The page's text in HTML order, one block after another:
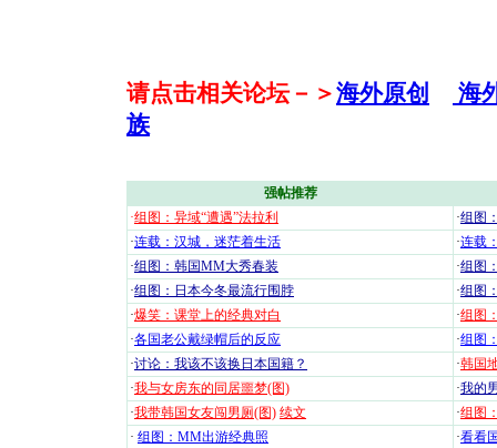
请点击相关论坛－＞海外原创
海
族
强帖推荐
·组图：异域“遭遇”法拉利 ·组图
·连载：汉城，迷茫着生活 ·连载
·组图：韩国MM大秀春装 ·组图
·组图：日本今冬最流行围脖 ·组图
·爆笑：课堂上的经典对白 ·组图
·各国老公戴绿帽后的反应 ·组图
·讨论：我该不该换日本国籍？ ·韩国
·我与女房东的同居噩梦(图) ·我的
·我带韩国女友闯男厕(图) 续文 ·组图
· 组图：MM出游经典照 ·看看